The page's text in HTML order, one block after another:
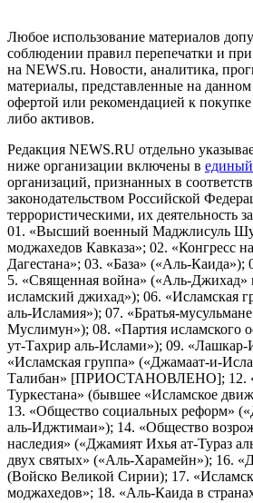
Любое использование материалов
соблюдении правил перепечатки и
на NEWS.ru. Новости, аналитика,
материалы, представленные на данном
офертой или рекомендацией к
либо активов.
Редакция NEWS.RU отдельно
ниже организации включены в
организаций, признанных в
законодательством Российской
террористическими, их деятельность
01. «Высший военный Маджлисуль
моджахедов Кавказа»; 02. «Конгресс
Дагестана»; 03. «База» («Аль-Каида»);
5. «Священная война» («Аль-Джихад»
исламский джихад»); 06. «Исламская
аль-Исламия»); 07. «Братья-
Муслимун»); 08. «Партия исламского
ут-Тахрир аль-Ислами»); 09. «Лашкар-
«Исламская группа» («Джамаат-и-
Талибан» [ПРИОСТАНОВЛЕНО]; 12.
Туркестана» (бывшее «Исламское
13. «Общество социальных реформ»
аль-Иджтимаи»); 14. «Общество
наследия» («Джамият Ихья ат-Тураз
двух святых» («Аль-Харамейн»); 16.
(Войско Великой Сирии); 17.
моджахедов»; 18. «Аль-Каида в